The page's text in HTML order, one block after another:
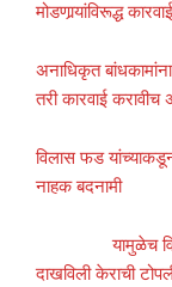
मोडणार्‍यांविरूद्ध
अनाधिकृत
तरी कारवाई करावीच
विलास फड
नाहक बदनामी
यामुळेच विलास
दाखविली केराची